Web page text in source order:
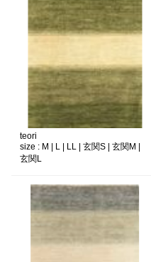
teori
size : M | L | LL | 玄関S | 玄関M |
玄関L